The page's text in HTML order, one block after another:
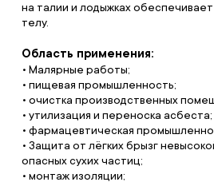
на талии и лодыжках
телу.
Область применения:
• Малярные работы;
• пищевая промышленность;
• очистка производственных
• утилизация и переноска асбеста;
• фармацевтическая
• Защита от лёгких брызг
опасных сухих частиц;
• монтаж изоляции;